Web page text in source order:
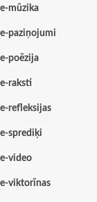
e-mūzika
e-paziņojumi
e-poēzija
e-raksti
e-refleksijas
e-sprediķi
e-video
e-viktorīnas